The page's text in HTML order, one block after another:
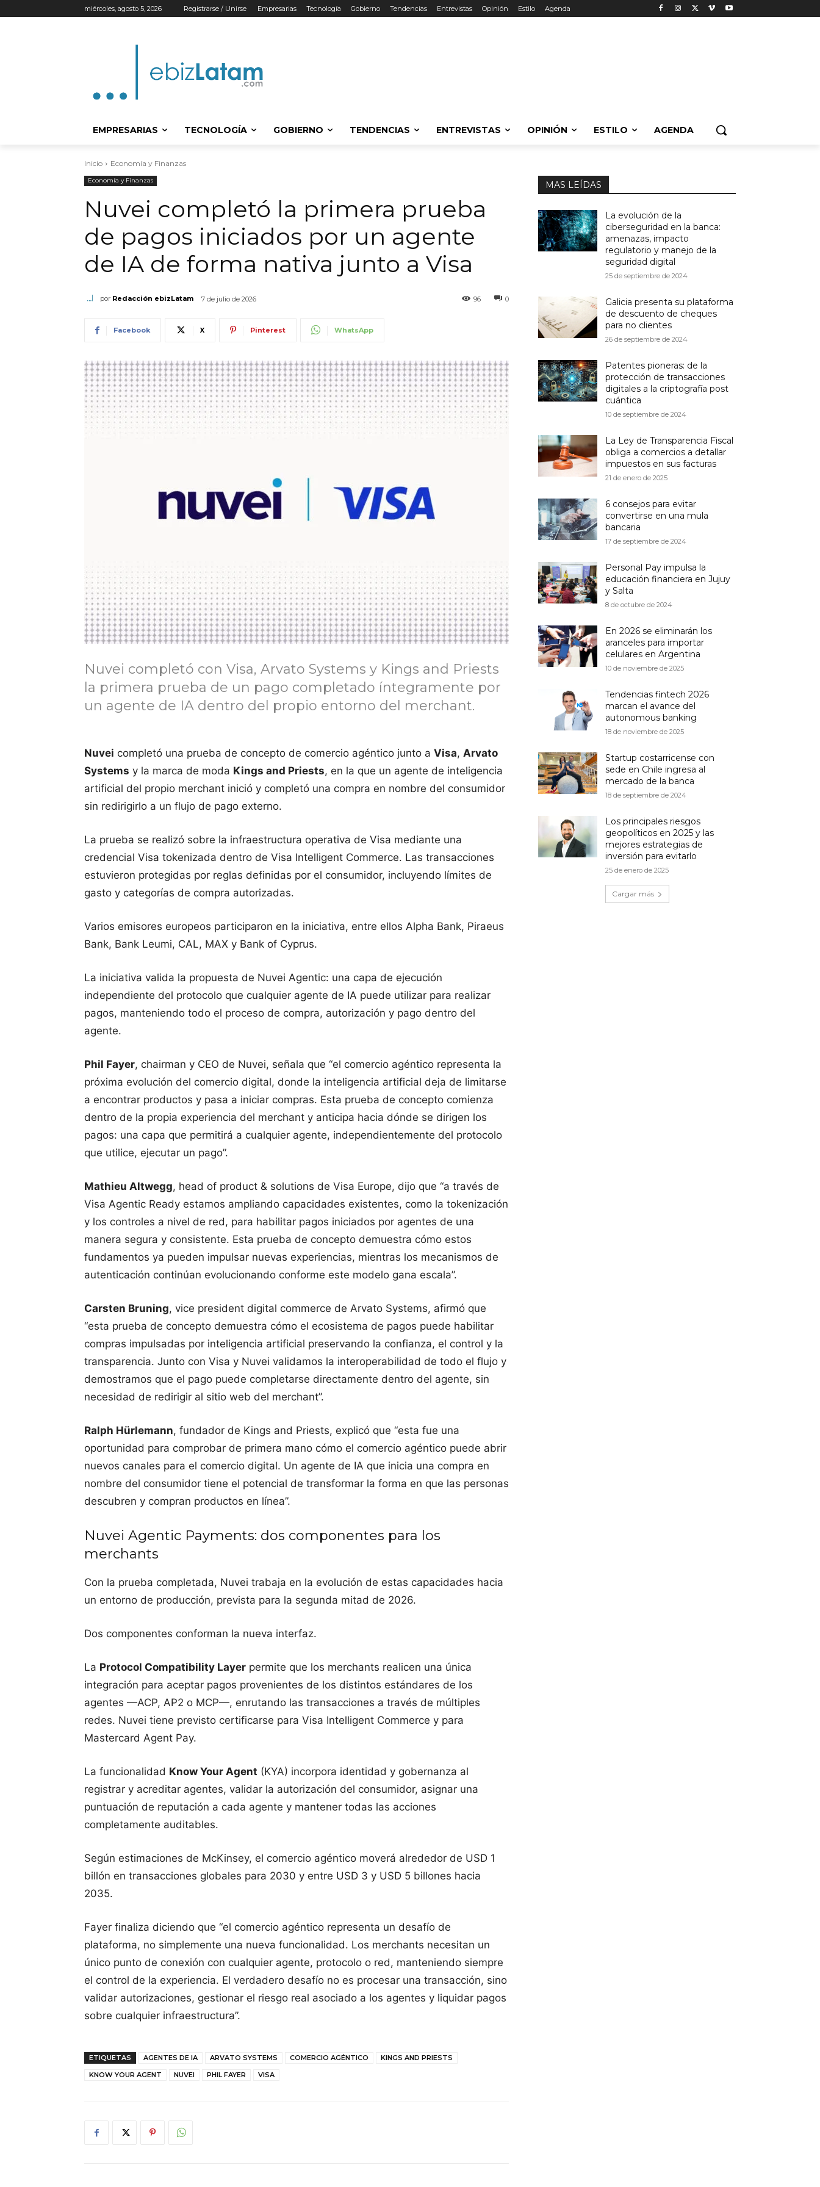
miércoles, agosto 5, 2026 Registrarse / Unirse Empresarias Tecnología Gobierno Tendencias Entrevistas Opinión Estilo Agenda
EMPRESARIAS TECNOLOGÍA GOBIERNO TENDENCIAS ENTREVISTAS OPINIÓN ESTILO AGENDA
Inicio Economía y Finanzas
Economía y Finanzas
Nuvei completó la primera prueba
de pagos iniciados por un agente
de IA de forma nativa junto a Visa
por Redacción ebizLatam 7 de julio de 2026 0
96
Facebook X Pinterest WhatsApp
Nuvei completó con Visa, Arvato Systems y Kings and Priests
la primera prueba de un pago completado íntegramente por
un agente de IA dentro del propio entorno del merchant.
Nuvei completó una prueba de concepto de comercio agéntico junto a Visa, Arvato
Systems y la marca de moda Kings and Priests, en la que un agente de inteligencia
artificial del propio merchant inició y completó una compra en nombre del consumidor
sin redirigirlo a un flujo de pago externo.
La prueba se realizó sobre la infraestructura operativa de Visa mediante una
credencial Visa tokenizada dentro de Visa Intelligent Commerce. Las transacciones
estuvieron protegidas por reglas definidas por el consumidor, incluyendo límites de
gasto y categorías de compra autorizadas.
Varios emisores europeos participaron en la iniciativa, entre ellos Alpha Bank, Piraeus
Bank, Bank Leumi, CAL, MAX y Bank of Cyprus.
La iniciativa valida la propuesta de Nuvei Agentic: una capa de ejecución
independiente del protocolo que cualquier agente de IA puede utilizar para realizar
pagos, manteniendo todo el proceso de compra, autorización y pago dentro del
agente.
Phil Fayer, chairman y CEO de Nuvei, señala que “el comercio agéntico representa la
próxima evolución del comercio digital, donde la inteligencia artificial deja de limitarse
a encontrar productos y pasa a iniciar compras. Esta prueba de concepto comienza
dentro de la propia experiencia del merchant y anticipa hacia dónde se dirigen los
pagos: una capa que permitirá a cualquier agente, independientemente del protocolo
que utilice, ejecutar un pago”.
Mathieu Altwegg, head of product & solutions de Visa Europe, dijo que “a través de
Visa Agentic Ready estamos ampliando capacidades existentes, como la tokenización
y los controles a nivel de red, para habilitar pagos iniciados por agentes de una
manera segura y consistente. Esta prueba de concepto demuestra cómo estos
fundamentos ya pueden impulsar nuevas experiencias, mientras los mecanismos de
autenticación continúan evolucionando conforme este modelo gana escala”.
Carsten Bruning, vice president digital commerce de Arvato Systems, afirmó que
“esta prueba de concepto demuestra cómo el ecosistema de pagos puede habilitar
compras impulsadas por inteligencia artificial preservando la confianza, el control y la
transparencia. Junto con Visa y Nuvei validamos la interoperabilidad de todo el flujo y
demostramos que el pago puede completarse directamente dentro del agente, sin
necesidad de redirigir al sitio web del merchant”.
Ralph Hürlemann, fundador de Kings and Priests, explicó que “esta fue una
oportunidad para comprobar de primera mano cómo el comercio agéntico puede abrir
nuevos canales para el comercio digital. Un agente de IA que inicia una compra en
nombre del consumidor tiene el potencial de transformar la forma en que las personas
descubren y compran productos en línea”.
Nuvei Agentic Payments: dos componentes para los
merchants
Con la prueba completada, Nuvei trabaja en la evolución de estas capacidades hacia
un entorno de producción, prevista para la segunda mitad de 2026.
Dos componentes conforman la nueva interfaz.
La Protocol Compatibility Layer permite que los merchants realicen una única
integración para aceptar pagos provenientes de los distintos estándares de los
agentes —ACP, AP2 o MCP—, enrutando las transacciones a través de múltiples
redes. Nuvei tiene previsto certificarse para Visa Intelligent Commerce y para
Mastercard Agent Pay.
La funcionalidad Know Your Agent (KYA) incorpora identidad y gobernanza al
registrar y acreditar agentes, validar la autorización del consumidor, asignar una
puntuación de reputación a cada agente y mantener todas las acciones
completamente auditables.
Según estimaciones de McKinsey, el comercio agéntico moverá alrededor de USD 1
billón en transacciones globales para 2030 y entre USD 3 y USD 5 billones hacia
2035.
Fayer finaliza diciendo que “el comercio agéntico representa un desafío de
plataforma, no simplemente una nueva funcionalidad. Los merchants necesitan un
único punto de conexión con cualquier agente, protocolo o red, manteniendo siempre
el control de la experiencia. El verdadero desafío no es procesar una transacción, sino
validar autorizaciones, gestionar el riesgo real asociado a los agentes y liquidar pagos
sobre cualquier infraestructura”.
ETIQUETAS AGENTES DE IA ARVATO SYSTEMS COMERCIO AGÉNTICO
KINGS AND PRIESTS
KNOW YOUR AGENT
NUVEI PHIL FAYER VISA
MAS LEÍDAS
La evolución de la
ciberseguridad en la banca:
amenazas, impacto
regulatorio y manejo de la
seguridad digital
25 de septiembre de 2024
Galicia presenta su plataforma
de descuento de cheques
para no clientes
26 de septiembre de 2024
Patentes pioneras: de la
protección de transacciones
digitales a la criptografía post
cuántica
10 de septiembre de 2024
La Ley de Transparencia Fiscal
obliga a comercios a detallar
impuestos en sus facturas
21 de enero de 2025
6 consejos para evitar
convertirse en una mula
bancaria
17 de septiembre de 2024
Personal Pay impulsa la
educación financiera en Jujuy
y Salta
8 de octubre de 2024
En 2026 se eliminarán los
aranceles para importar
celulares en Argentina
10 de noviembre de 2025
Tendencias fintech 2026
marcan el avance del
autonomous banking
18 de noviembre de 2025
Startup costarricense con
sede en Chile ingresa al
mercado de la banca
18 de septiembre de 2024
Los principales riesgos
geopolíticos en 2025 y las
mejores estrategias de
inversión para evitarlo
25 de enero de 2025
Cargar más